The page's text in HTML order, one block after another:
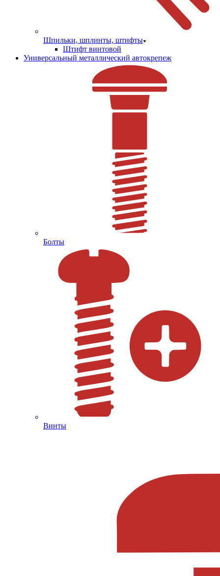
Шпильки, шплинты, штифты
Штифт винтовой
Универсальный металлический автокрепеж
Болты
Винты